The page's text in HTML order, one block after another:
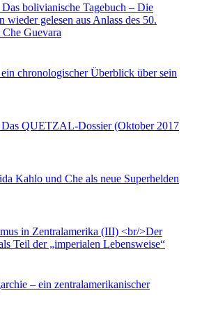
bolivianische Tagebuch – Die
wieder gelesen aus Anlass des 50.
Guevara
chronologischer Überblick über sein
Das QUETZAL-Dossier (Oktober 2017
Kahlo und Che als neue Superhelden
in Zentralamerika (III) <br/>Der
Teil der „imperialen Lebensweise“
– ein zentralamerikanischer